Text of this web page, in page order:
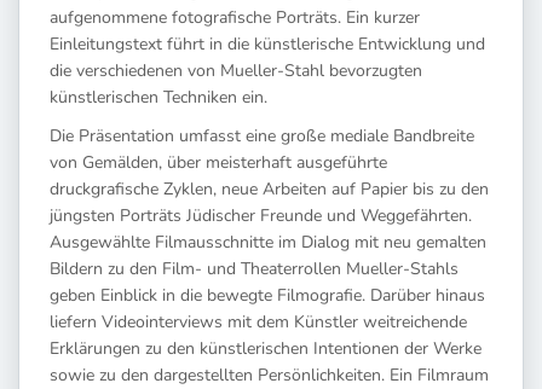
aufgenommene fotografische Porträts. Ein kurzer
Einleitungstext führt in die künstlerische Entwicklung und
die verschiedenen von Mueller-Stahl bevorzugten
künstlerischen Techniken ein.
Die Präsentation umfasst eine große mediale Bandbreite
von Gemälden, über meisterhaft ausgeführte
druckgrafische Zyklen, neue Arbeiten auf Papier bis zu den
jüngsten Porträts Jüdischer Freunde und Weggefährten.
Ausgewählte Filmausschnitte im Dialog mit neu gemalten
Bildern zu den Film- und Theaterrollen Mueller-Stahls
geben Einblick in die bewegte Filmografie. Darüber hinaus
liefern Videointerviews mit dem Künstler weitreichende
Erklärungen zu den künstlerischen Intentionen der Werke
sowie zu den dargestellten Persönlichkeiten. Ein Filmraum